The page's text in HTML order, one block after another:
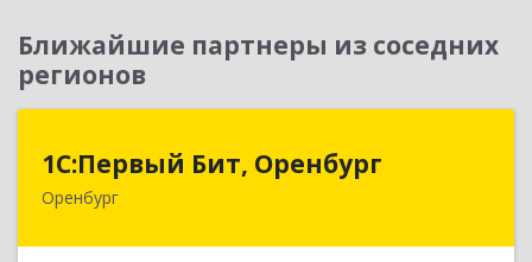
Ближайшие партнеры из соседних
регионов
1С:Первый Бит, Оренбург
Оренбург
1С:Первый Бит, Оренбург
460044, Оренбургская обл, Оренбург, Березка